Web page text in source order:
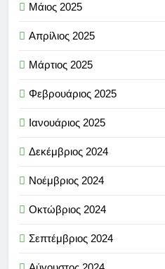
Μάιος 2025
Απρίλιος 2025
Μάρτιος 2025
Φεβρουάριος 2025
Ιανουάριος 2025
Δεκέμβριος 2024
Νοέμβριος 2024
Οκτώβριος 2024
Σεπτέμβριος 2024